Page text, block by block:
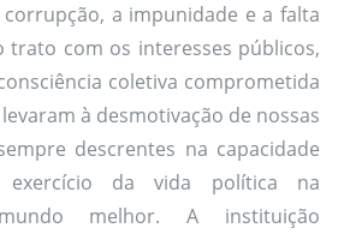
a impunidade e a falta
trato com os interesses públicos,
coletiva comprometida
à desmotivação de nossas
descrentes na capacidade
da vida política na
melhor. A instituição